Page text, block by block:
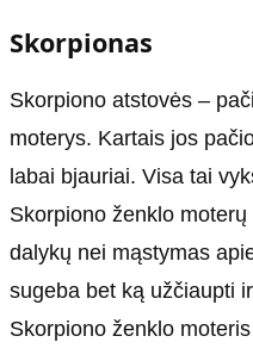
Skorpionas
Skorpiono atstovės –
moterys. Kartais jos
labai bjauriai. Visa tai
Skorpiono ženklo
dalykų nei mąstymas
sugeba bet ką užčiaupti
Skorpiono ženklo